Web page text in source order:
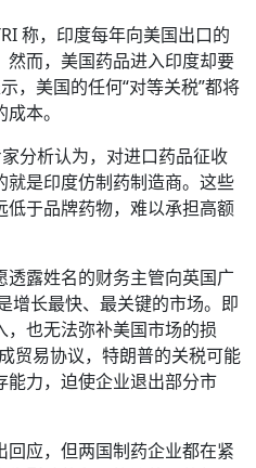
称，印度每年向美国出口的
而，美国药品进入印度却要
，美国的任何“对等关税”都将
本。
分析认为，对进口药品征收
是印度仿制药制造商。这些
于品牌药物，难以承担高额
透露姓名的财务主管向英国广
增长最快、最关键的市场。即
也无法弥补美国市场的损
贸易协议，特朗普的关税可能
能力，迫使企业退出部分市
回应，但两国制药企业都在紧